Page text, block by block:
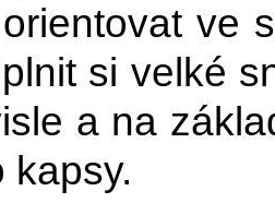
ve
si velké
a na
kapsy.